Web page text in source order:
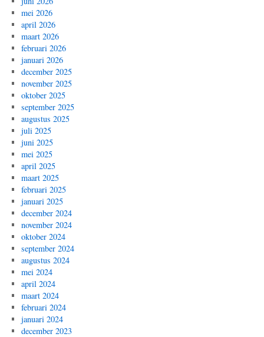
mei 2026
april 2026
maart 2026
februari 2026
januari 2026
december 2025
november 2025
oktober 2025
september 2025
augustus 2025
juli 2025
juni 2025
mei 2025
april 2025
maart 2025
februari 2025
januari 2025
december 2024
november 2024
oktober 2024
september 2024
augustus 2024
mei 2024
april 2024
maart 2024
februari 2024
januari 2024
december 2023